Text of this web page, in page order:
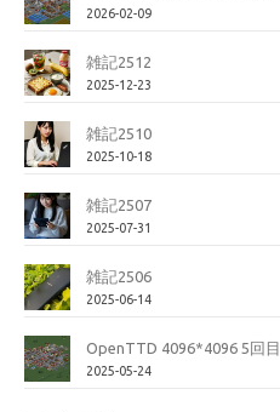
2026-02-09
雑記2512
2025-12-23
雑記2510
2025-10-18
雑記2507
2025-07-31
雑記2506
2025-06-14
OpenTTD 4096*4096 5回目
2025-05-24